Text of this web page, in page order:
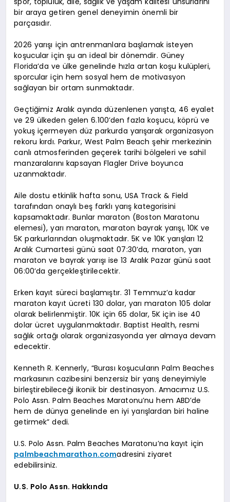
bir araya getiren genel deneyimin önemli bir
parçasıdır.
2026 yarışı için antrenmanlara başlamak isteyen
koşucular için şu an ideal bir dönemdir. Güney
Florida’da ve ülke genelinde hızla artan koşu kulüpleri,
sporcular için hem sosyal hem de motivasyon
sağlayan bir ortam sunmaktadır.
Geçtiğimiz Aralık ayında düzenlenen yarışta, 46 eyalet
ve 29 ülkeden gelen 6.100’den fazla koşucu, köprü ve
yokuş içermeyen düz parkurda yarışarak organizasyon
rekoru kırdı. Parkur, West Palm Beach şehir merkezinin
canlı atmosferinden geçerek tarihi bölgeleri ve sahil
manzaralarını kapsayan Flagler Drive boyunca
uzanmaktadır.
Aile dostu etkinlik hafta sonu, USA Track & Field
tarafından onaylı beş farklı yarış kategorisini
kapsamaktadır. Bunlar maraton (Boston Maratonu
elemesi), yarı maraton, maraton bayrak yarışı, 10K ve
5K parkurlarından oluşmaktadır. 5K ve 10K yarışları 12
Aralık Cumartesi günü saat 07:30’da, maraton, yarı
maraton ve bayrak yarışı ise 13 Aralık Pazar günü saat
06:00’da gerçekleştirilecektir.
Erken kayıt süreci başlamıştır. 31 Temmuz’a kadar
maraton kayıt ücreti 130 dolar, yarı maraton 105 dolar
olarak belirlenmiştir. 10K için 65 dolar, 5K için ise 40
dolar ücret uygulanmaktadır. Baptist Health, resmi
sağlık ortağı olarak organizasyonda yer almaya devam
edecektir.
Kenneth R. Kennerly, “Burası koşucuların Palm Beaches
markasının cazibesini benzersiz bir yarış deneyimiyle
birleştirebileceği ikonik bir destinasyon. Amacımız U.S.
Polo Assn. Palm Beaches Maratonu’nu hem ABD’de
hem de dünya genelinde en iyi yarışlardan biri haline
getirmek” dedi.
U.S. Polo Assn. Palm Beaches Maratonu’na kayıt için
palmbeachmarathon.comadresini ziyaret
edebilirsiniz.
U.S. Polo Assn. Hakkında